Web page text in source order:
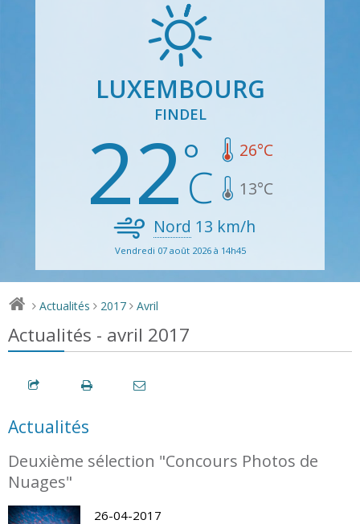
LUXEMBOURG
FINDEL
22 26°C
13°C
Nord 13 km/h
Vendredi 07 août 2026 à 14h45
> Actualités > 2017 > Avril
Actualités - avril 2017
Actualités
Deuxième sélection "Concours Photos de
Nuages"
26-04-2017